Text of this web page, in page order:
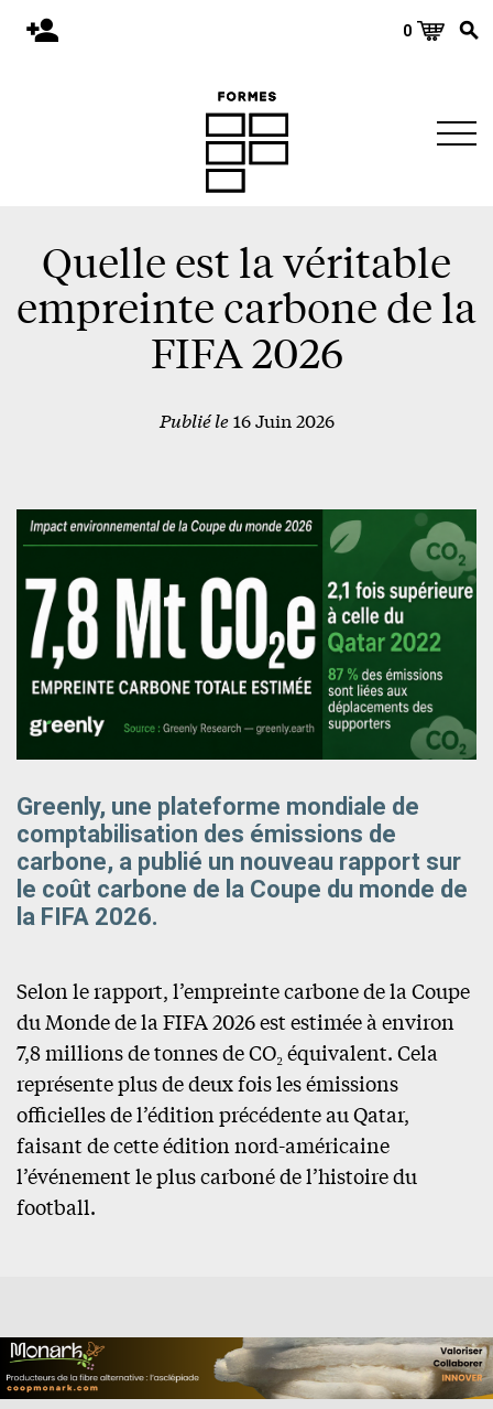
0
Matériaux
Environnement
Événements et conférences
Quelle est la véritable
empreinte carbone de la
FIFA 2026
Publié le16 Juin 2026
Greenly, une plateforme mondiale de
comptabilisation des émissions de
carbone, a publié un nouveau rapport sur
le coût carbone de la Coupe du monde de
la FIFA 2026.
Selon le rapport, l’empreinte carbone de la Coupe
du Monde de la FIFA 2026 est estimée à environ
7,8 millions de tonnes de CO₂ équivalent. Cela
représente plus de deux fois les émissions
officielles de l’édition précédente au Qatar,
faisant de cette édition nord-américaine
l’événement le plus carboné de l’histoire du
football.